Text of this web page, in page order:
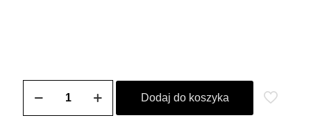
Obrączka
Dodaj do koszyka